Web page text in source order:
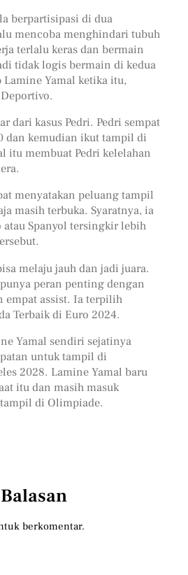
berpartisipasi di dua
mencoba menghindari tubuh
terlalu keras dan bermain
tidak logis bermain di kedua
Yamal ketika itu,
dari kasus Pedri. Pedri sempat
dan kemudian ikut tampil di
itu membuat Pedri kelelahan
menyatakan peluang tampil
masih terbuka. Syaratnya, ia
Spanyol tersingkir lebih
melaju jauh dan jadi juara.
peran penting dengan
empat assist. Ia terpilih
Terbaik di Euro 2024.
Yamal sendiri sejatinya
untuk tampil di
2028. Lamine Yamal baru
itu dan masih masuk
di Olimpiade.
berkomentar.